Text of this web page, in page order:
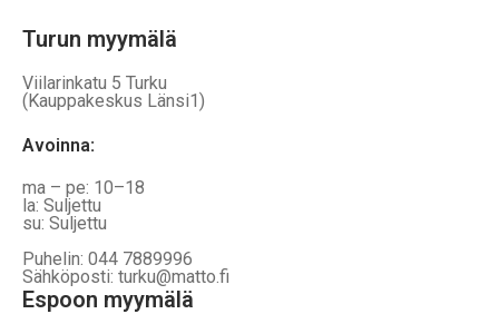
Turun myymälä
Viilarinkatu 5 Turku
(Kauppakeskus Länsi1)
Avoinna:
ma – pe: 10–18
la: Suljettu
su: Suljettu
Puhelin: 044 7889996
Sähköposti: turku@matto.fi
Espoon myymälä